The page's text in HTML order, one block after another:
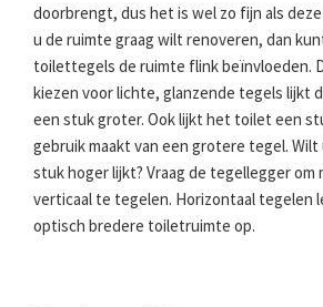
doorbrengt, dus het is wel zo fijn als
u de ruimte graag wilt renoveren, dan
toilettegels de ruimte flink beïnvloeden.
kiezen voor lichte, glanzende tegels lijkt
een stuk groter. Ook lijkt het toilet een
gebruik maakt van een grotere tegel.
stuk hoger lijkt? Vraag de tegellegger om
verticaal te tegelen. Horizontaal tegelen
optisch bredere toiletruimte op.